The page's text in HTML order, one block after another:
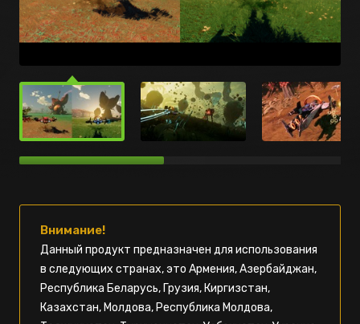
Внимание!
Данный продукт предназначен для использования
в следующих странах, это Армения, Азербайджан,
Республика Беларусь, Грузия, Киргизстан,
Казахстан, Молдова, Республика Молдова,